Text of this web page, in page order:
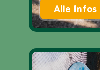
Alle Infos